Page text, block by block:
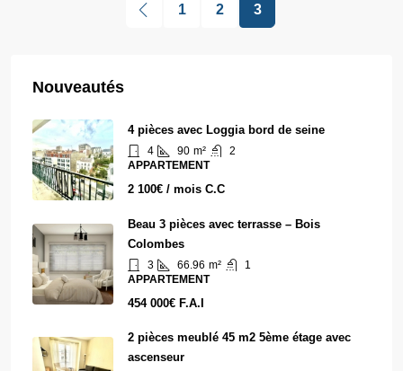
1 2 3
Nouveautés
4 pièces avec Loggia bord de seine
4 90 m²
2
APPARTEMENT
2 100€ / mois C.C
Beau 3 pièces avec terrasse – Bois
Colombes
3 66.96 m²
1
APPARTEMENT
454 000€ F.A.I
2 pièces meublé 45 m2 5ème étage avec
ascenseur